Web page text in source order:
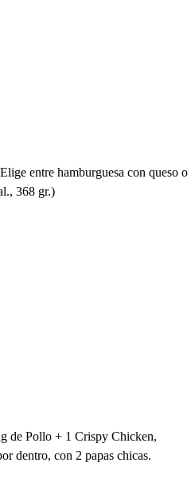
entre hamburguesa con queso o
368 gr.)
de Pollo + 1 Crispy Chicken,
dentro, con 2 papas chicas.